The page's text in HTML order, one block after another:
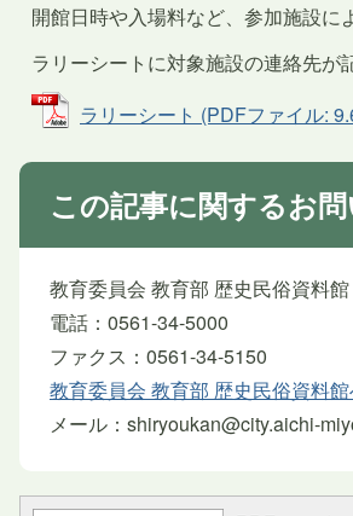
開館日時や入場料など、参加施設
ラリーシートに対象施設の連絡先
ラリーシート (PDFファイル:
この記事に関するお
教育委員会 教育部 歴史民俗資料館
電話：0561-34-5000
ファクス：0561-34-5150
教育委員会 教育部 歴史民俗資料
メール：shiryoukan@city.aichi-